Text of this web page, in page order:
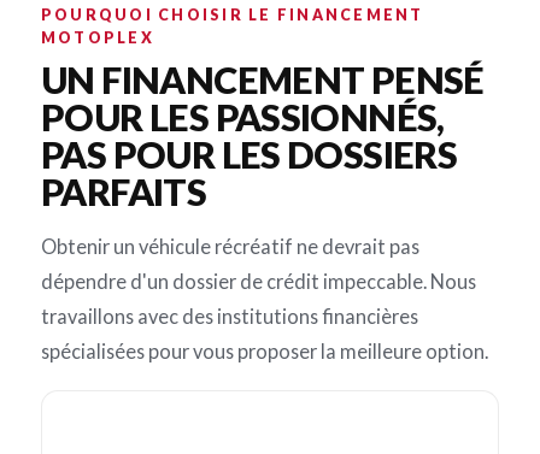
POURQUOI CHOISIR LE FINANCEMENT
MOTOPLEX
UN FINANCEMENT PENSÉ
POUR LES PASSIONNÉS,
PAS POUR LES DOSSIERS
PARFAITS
Obtenir un véhicule récréatif ne devrait pas
dépendre d'un dossier de crédit impeccable. Nous
travaillons avec des institutions financières
spécialisées pour vous proposer la meilleure option.